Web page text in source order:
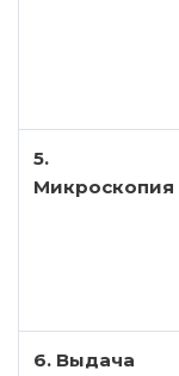
5.
Микроскопия
6. Выдача